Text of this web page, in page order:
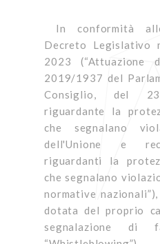
In conformità
Decreto Legislativo
2023 (“Attuazione
2019/1937 del
Consiglio, del
riguardante la
che segnalano
dell'Unione e
riguardanti la
che segnalano
normative
dotata del proprio
segnalazione di